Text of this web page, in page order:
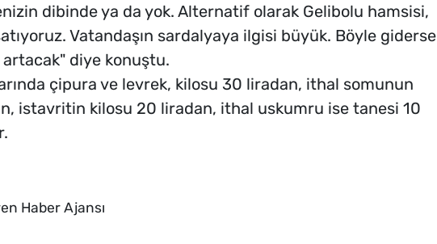
dibinde ya da yok. Alternatif olarak Gelibolu hamsisi,
Vatandaşın sardalyaya ilgisi büyük. Böyle giderse
diye konuştu.
çipura ve levrek, kilosu 30 liradan, ithal somunun
istavritin kilosu 20 liradan, ithal uskumru ise tanesi 10
Haber Ajansı